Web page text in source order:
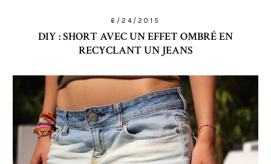
6/24/2015
DIY : SHORT AVEC UN EFFET OMBRÉ EN
RECYCLANT UN JEANS